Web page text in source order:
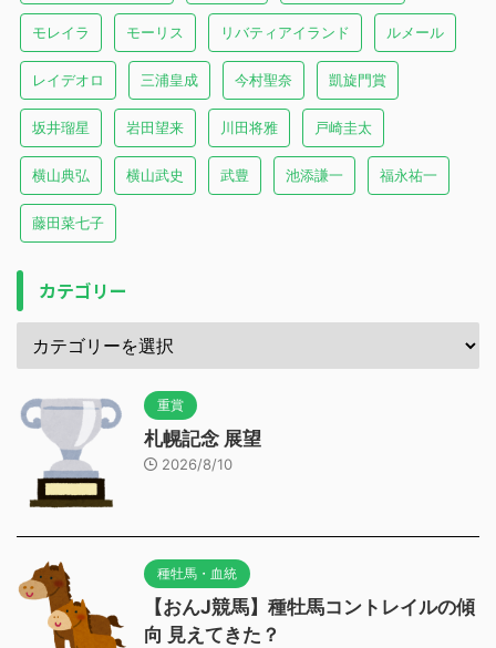
モレイラ モーリス リバティアイランド ルメール
レイデオロ 三浦皇成 今村聖奈 凱旋門賞
坂井瑠星 岩田望来 川田将雅 戸崎圭太
横山典弘 横山武史 武豊 池添謙一 福永祐一
藤田菜七子
カテゴリー
重賞
札幌記念 展望
2026/8/10
種牡馬・血統
【おんJ競馬】種牡馬コントレイルの傾
向 見えてきた？